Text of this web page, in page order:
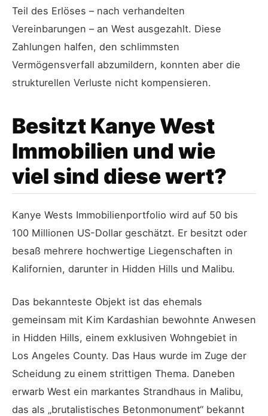
Teil des Erlöses – nach verhandelten
Vereinbarungen – an West ausgezahlt. Diese
Zahlungen halfen, den schlimmsten
Vermögensverfall abzumildern, konnten aber die
strukturellen Verluste nicht kompensieren.
Besitzt Kanye West
Immobilien und wie
viel sind diese wert?
Kanye Wests Immobilienportfolio wird auf 50 bis
100 Millionen US-Dollar geschätzt. Er besitzt oder
besaß mehrere hochwertige Liegenschaften in
Kalifornien, darunter in Hidden Hills und Malibu.
Das bekannteste Objekt ist das ehemals
gemeinsam mit Kim Kardashian bewohnte Anwesen
in Hidden Hills, einem exklusiven Wohngebiet in
Los Angeles County. Das Haus wurde im Zuge der
Scheidung zu einem strittigen Thema. Daneben
erwarb West ein markantes Strandhaus in Malibu,
das als „brutalistisches Betonmonument“ bekannt